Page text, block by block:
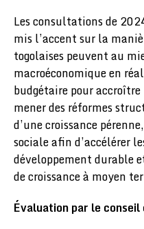
Les consultations de
mis l’accent sur la
togolaises peuvent au
macroéconomique en
budgétaire pour
mener des réformes
d’une croissance
sociale afin d’accélérer
développement durable
de croissance à moyen
Évaluation par le